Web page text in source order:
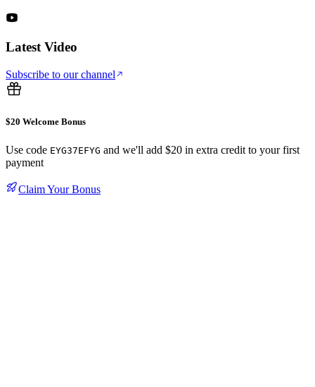
Latest Video
Subscribe to our channel
$20 Welcome Bonus
Use code EYG37EFYG and we'll add $20 in extra credit to your first
payment
Claim Your Bonus